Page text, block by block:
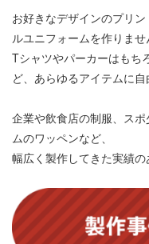
お好きなデザインのプリ
ルユニフォームを作りませ
Tシャツやパーカーはもち
ど、あらゆるアイテムに
企業や飲食店の制服、ス
ムのワッペンなど、
幅広く製作してきた実績